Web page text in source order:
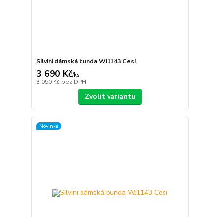
Silvini dámská bunda WJ1143 Cesi
3 690 Kč/ks
3 050 Kč bez DPH
Zvolit variantu
Novinka